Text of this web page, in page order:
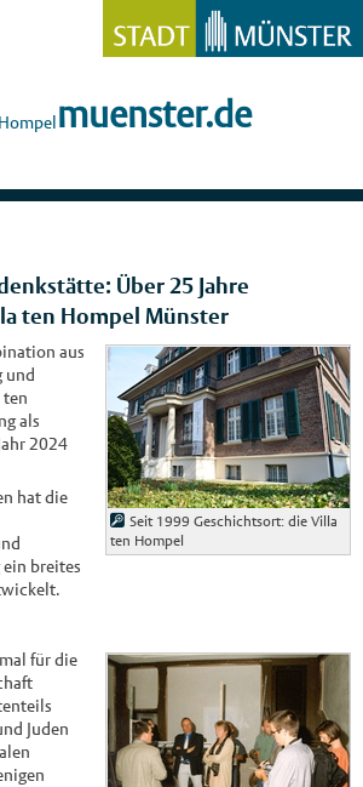
muenster.de
Über 25 Jahre
ten Hompel Münster
Seit 1999 Geschichtsort: die Villa
ten Hompel
aus
und
ten
als
2024
hat die
breites
für die
Juden